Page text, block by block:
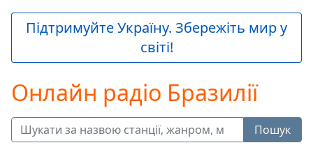
loading.
Play
Backward
Forward
Mute
Підтримуйте Україну. Збережіть мир у
світі!
Онлайн радіо Бразилії
Пошук